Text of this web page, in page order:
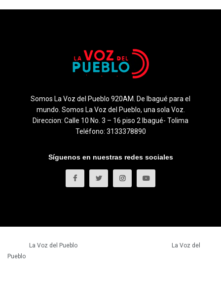
Somos La Voz del Pueblo 920AM. De Ibagué para el
mundo. Somos La Voz del Pueblo, una sola Voz.
Direccion: Calle 10 No. 3 – 16 piso 2 Ibagué- Tolima
Teléfono: 3133378890
Síguenos en nuestras redes sociales
La Voz del Pueblo
La Voz del
Pueblo